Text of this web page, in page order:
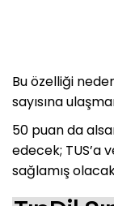
Bu özelliği
sayısına
50 puan da
edecek; TUS’a
sağlamış